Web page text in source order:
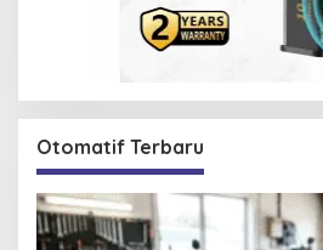
Otomatif Terbaru